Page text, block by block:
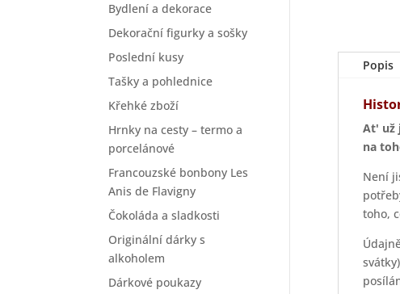
Bydlení a dekorace
Dekorační figurky a sošky
Poslední kusy
Tašky a pohlednice
Křehké zboží
Hrnky na cesty – termo a
porcelánové
Francouzské bonbony Les
Anis de Flavigny
Čokoláda a sladkosti
Originální dárky s
alkoholem
Dárkové poukazy
Popis
At' už
na
Není
toho,